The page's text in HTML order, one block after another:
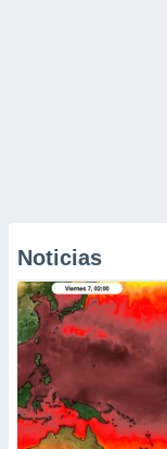
Noticias